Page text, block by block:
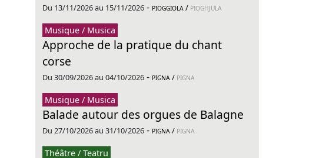
Du 13/11/2026 au 15/11/2026 - PIOGGIOLA / PIOGHJULA
Musique / Musica
Approche de la pratique du chant
corse
Du 30/09/2026 au 04/10/2026 - PIGNA / PIGNA
Musique / Musica
Balade autour des orgues de Balagne
Du 27/10/2026 au 31/10/2026 - PIGNA / PIGNA
Théâtre / Teatru